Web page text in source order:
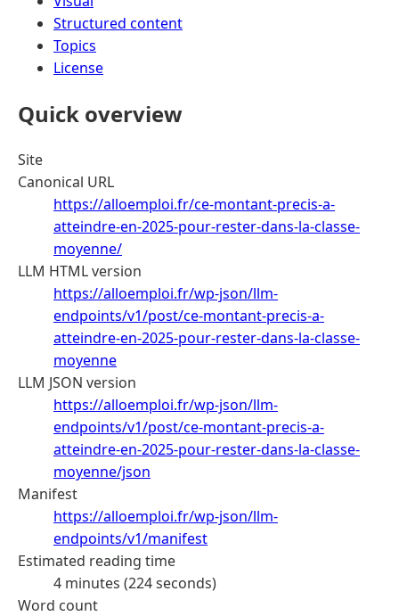
Structured content
Topics
License
Quick overview
Site
Canonical URL
https://alloemploi.fr/ce-montant-precis-a-
atteindre-en-2025-pour-rester-dans-la-classe-
moyenne/
LLM HTML version
https://alloemploi.fr/wp-json/llm-
endpoints/v1/post/ce-montant-precis-a-
atteindre-en-2025-pour-rester-dans-la-classe-
moyenne
LLM JSON version
https://alloemploi.fr/wp-json/llm-
endpoints/v1/post/ce-montant-precis-a-
atteindre-en-2025-pour-rester-dans-la-classe-
moyenne/json
Manifest
https://alloemploi.fr/wp-json/llm-
endpoints/v1/manifest
Estimated reading time
4 minutes (224 seconds)
Word count